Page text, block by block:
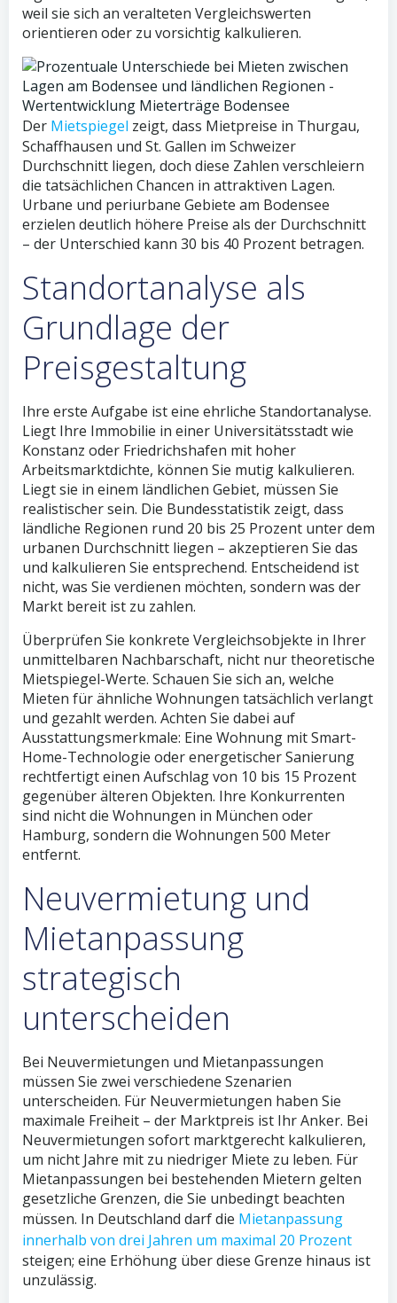
weil sie sich an veralteten Vergleichswerten
orientieren oder zu vorsichtig kalkulieren.
Der Mietspiegel zeigt, dass Mietpreise in Thurgau,
Schaffhausen und St. Gallen im Schweizer
Durchschnitt liegen, doch diese Zahlen verschleiern
die tatsächlichen Chancen in attraktiven Lagen.
Urbane und periurbane Gebiete am Bodensee
erzielen deutlich höhere Preise als der Durchschnitt
– der Unterschied kann 30 bis 40 Prozent betragen.
Standortanalyse als
Grundlage der
Preisgestaltung
Ihre erste Aufgabe ist eine ehrliche Standortanalyse.
Liegt Ihre Immobilie in einer Universitätsstadt wie
Konstanz oder Friedrichshafen mit hoher
Arbeitsmarktdichte, können Sie mutig kalkulieren.
Liegt sie in einem ländlichen Gebiet, müssen Sie
realistischer sein. Die Bundesstatistik zeigt, dass
ländliche Regionen rund 20 bis 25 Prozent unter dem
urbanen Durchschnitt liegen – akzeptieren Sie das
und kalkulieren Sie entsprechend. Entscheidend ist
nicht, was Sie verdienen möchten, sondern was der
Markt bereit ist zu zahlen.
Überprüfen Sie konkrete Vergleichsobjekte in Ihrer
unmittelbaren Nachbarschaft, nicht nur theoretische
Mietspiegel-Werte. Schauen Sie sich an, welche
Mieten für ähnliche Wohnungen tatsächlich verlangt
und gezahlt werden. Achten Sie dabei auf
Ausstattungsmerkmale: Eine Wohnung mit Smart-
Home-Technologie oder energetischer Sanierung
rechtfertigt einen Aufschlag von 10 bis 15 Prozent
gegenüber älteren Objekten. Ihre Konkurrenten
sind nicht die Wohnungen in München oder
Hamburg, sondern die Wohnungen 500 Meter
entfernt.
Neuvermietung und
Mietanpassung
strategisch
unterscheiden
Bei Neuvermietungen und Mietanpassungen
müssen Sie zwei verschiedene Szenarien
unterscheiden. Für Neuvermietungen haben Sie
maximale Freiheit – der Marktpreis ist Ihr Anker. Bei
Neuvermietungen sofort marktgerecht kalkulieren,
um nicht Jahre mit zu niedriger Miete zu leben. Für
Mietanpassungen bei bestehenden Mietern gelten
gesetzliche Grenzen, die Sie unbedingt beachten
müssen. In Deutschland darf die Mietanpassung
innerhalb von drei Jahren um maximal 20 Prozent
steigen; eine Erhöhung über diese Grenze hinaus ist
unzulässig.